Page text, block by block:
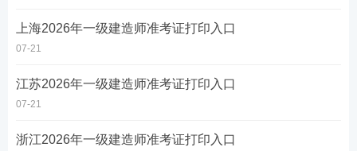
上海2026年一级建造师准考证打印入口
07-21
江苏2026年一级建造师准考证打印入口
07-21
浙江2026年一级建造师准考证打印入口